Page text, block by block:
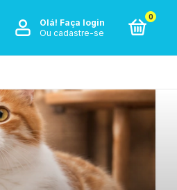
Olá! Faça login
Ou cadastre-se
0